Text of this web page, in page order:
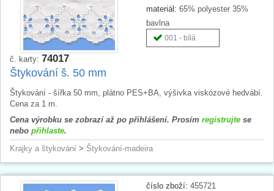
materiál: 65% polyester 35%
bavlna
001 - bílá
č. karty: 74017
Štykování š. 50 mm
Štykování - šířka 50 mm, plátno PES+BA, výšivka viskózové hedvábí.
Cena za 1 m.
Cena výrobku se zobrazí až po přihlášení. Prosím registrujte se
nebo přihlaste.
Krajky a štykování > Štykování-madeira
číslo zboží: 455721